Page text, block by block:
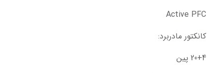
Active PFC
کانکتور مادربرد:
20+4 پین